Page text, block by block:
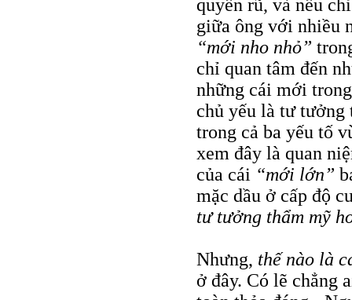
quyến rũ, và nếu
giữa ông với nhiều
“mới nho nhỏ”
chỉ quan tâm đến
những cái mới
chủ yếu là tư tưởng
trong cả ba yếu tố
xem đây là quan
của cái “mới lớn”
mặc dầu ở cấp độ
tư tưởng thẩm mỹ
Nhưng, thế nào là
ở đây. Có lẽ chẳng